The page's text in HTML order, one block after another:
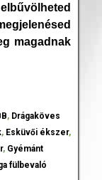
magadnak
, Drágaköves
, Esküvői ékszer,
, Gyémánt
fülbevaló